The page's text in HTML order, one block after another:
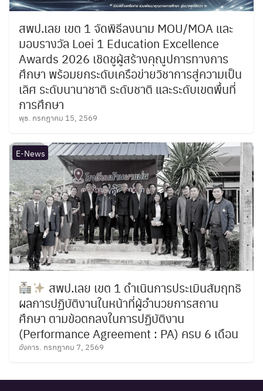
สพป.เลย เขต 1 จัดพิธีลงนาม MOU/MOA และ
มอบรางวัล Loei 1 Education Excellence
Awards 2026 เชิดชูผู้สร้างคุณูปการทางการ
ศึกษา พร้อมยกระดับเครือข่ายวิชาการสู่ความเป็น
เลิศ ระดับนานาชาติ ระดับชาติ และระดับเขตพื้นที่
การศึกษา
พุธ. กรกฎาคม 15, 2569
E-News
สพป.เลย เขต 1 ดำเนินการประเมินสัมฤทธิ
ผลการปฏิบัติงานในหน้าที่ผู้อำนวยการสถาน
ศึกษา ตามข้อตกลงในการปฏิบัติงาน
(Performance Agreement : PA) ครบ 6 เดือน
อังคาร. กรกฎาคม 7, 2569